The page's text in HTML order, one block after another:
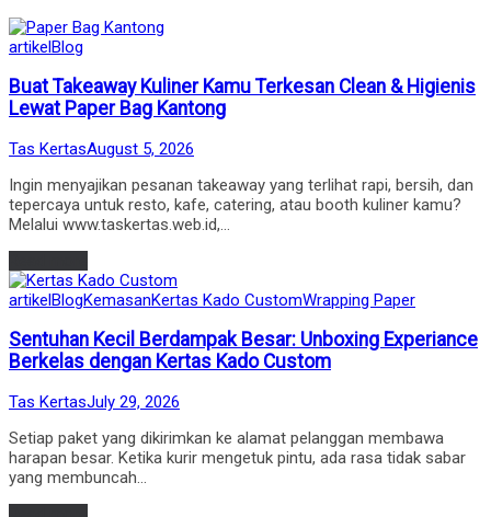
Posted
artikelBlog
Buat Takeaway Kuliner Kamu Terkesan Clean & Higienis
Lewat Paper Bag Kantong
by
Tas KertasPosted
August 5, 2026
Ingin menyajikan pesanan takeaway yang terlihat rapi, bersih, dan
tepercaya untuk resto, kafe, catering, atau booth kuliner kamu?
Melalui www.taskertas.web.id,…
Posted
artikelBlogKemasanKertas Kado CustomWrapping Paper
Sentuhan Kecil Berdampak Besar: Unboxing Experiance
Berkelas dengan Kertas Kado Custom
by
Tas KertasPosted
July 29, 2026
Setiap paket yang dikirimkan ke alamat pelanggan membawa
harapan besar. Ketika kurir mengetuk pintu, ada rasa tidak sabar
yang membuncah…